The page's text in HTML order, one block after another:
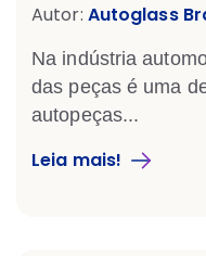
Autor: Autoglass
Na indústria
das peças é uma
autopeças...
Leia mais!